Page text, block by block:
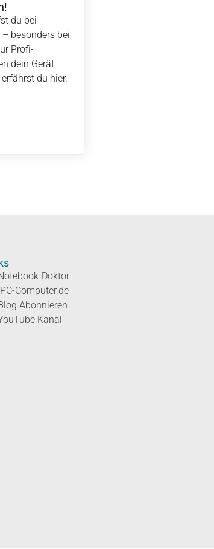
du bei
besonders bei
Profi-
dein Gerät
du hier.
Doktor
Computer.de
Abonnieren
Kanal